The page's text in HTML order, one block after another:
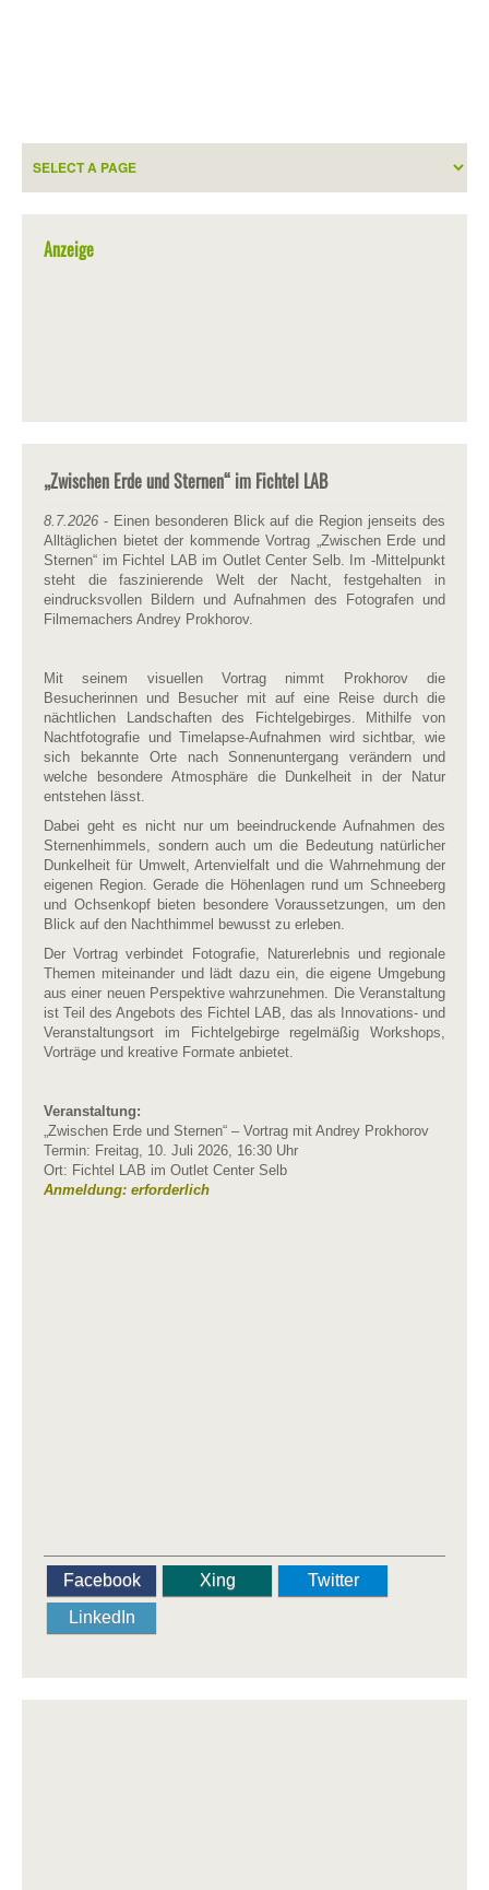
Anzeige
„Zwischen Erde und Sternen“ im Fichtel LAB
8.7.2026 - Einen besonderen Blick auf die Region jenseits des
Alltäglichen bietet der kommende Vortrag „Zwischen Erde und
Sternen“ im Fichtel LAB im Outlet Center Selb. Im -Mittelpunkt
steht die faszinierende Welt der Nacht, festgehalten in
eindrucksvollen Bildern und Aufnahmen des Fotografen und
Filmemachers Andrey Prokhorov.
Mit seinem visuellen Vortrag nimmt Prokhorov die
Besucherinnen und Besucher mit auf eine Reise durch die
nächtlichen Landschaften des Fichtelgebirges. Mithilfe von
Nachtfotografie und Timelapse-Aufnahmen wird sichtbar, wie
sich bekannte Orte nach Sonnenuntergang verändern und
welche besondere Atmosphäre die Dunkelheit in der Natur
entstehen lässt.
Dabei geht es nicht nur um beeindruckende Aufnahmen des
Sternenhimmels, sondern auch um die Bedeutung natürlicher
Dunkelheit für Umwelt, Artenvielfalt und die Wahrnehmung der
eigenen Region. Gerade die Höhenlagen rund um Schneeberg
und Ochsenkopf bieten besondere Voraussetzungen, um den
Blick auf den Nachthimmel bewusst zu erleben.
Der Vortrag verbindet Fotografie, Naturerlebnis und regionale
Themen miteinander und lädt dazu ein, die eigene Umgebung
aus einer neuen Perspektive wahrzunehmen. Die Veranstaltung
ist Teil des Angebots des Fichtel LAB, das als Innovations- und
Veranstaltungsort im Fichtelgebirge regelmäßig Workshops,
Vorträge und kreative Formate anbietet.
Veranstaltung:
„Zwischen Erde und Sternen“ – Vortrag mit Andrey Prokhorov
Termin: Freitag, 10. Juli 2026, 16:30 Uhr
Ort: Fichtel LAB im Outlet Center Selb
Anmeldung: erforderlich
Facebook Xing
Twitter
LinkedIn